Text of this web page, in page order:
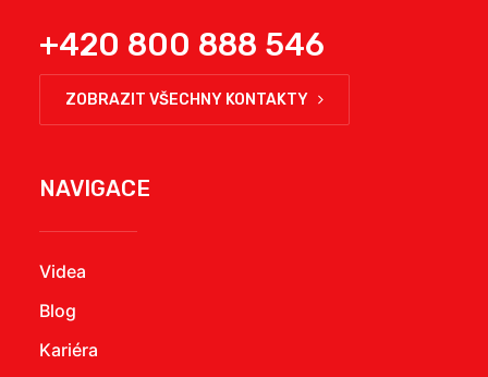
+420 800 888 546
ZOBRAZIT VŠECHNY KONTAKTY
NAVIGACE
Videa
Blog
Kariéra